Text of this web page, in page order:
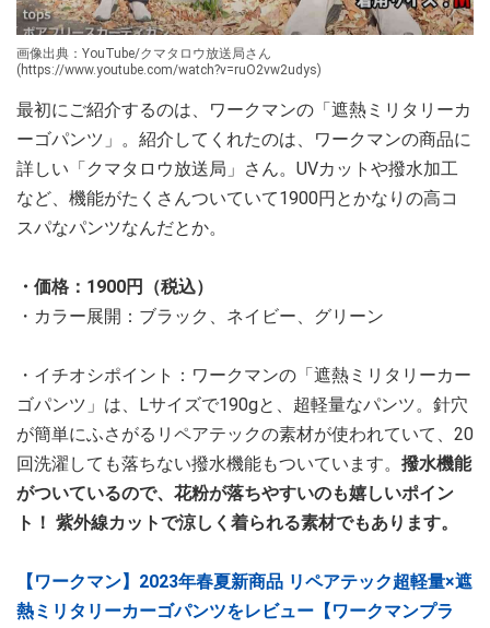
画像出典：YouTube/クマタロウ放送局さん
(https://www.youtube.com/watch?v=ruO2vw2udys)
最初にご紹介するのは、ワークマンの「遮熱ミリタリーカ
ーゴパンツ」。紹介してくれたのは、ワークマンの商品に
詳しい「クマタロウ放送局」さん。UVカットや撥水加工
など、機能がたくさんついていて1900円とかなりの高コ
スパなパンツなんだとか。
・価格：1900円（税込）
・カラー展開：ブラック、ネイビー、グリーン
・イチオシポイント：ワークマンの「遮熱ミリタリーカー
ゴパンツ」は、Lサイズで190gと、超軽量なパンツ。針穴
が簡単にふさがるリペアテックの素材が使われていて、20
回洗濯しても落ちない撥水機能もついています。 撥水機能
がついているので、花粉が落ちやすいのも嬉しいポイン
ト！ 紫外線カットで涼しく着られる素材でもあります。
【ワークマン】2023年春夏新商品 リペアテック超軽量×遮
熱ミリタリーカーゴパンツをレビュー【ワークマンプラ